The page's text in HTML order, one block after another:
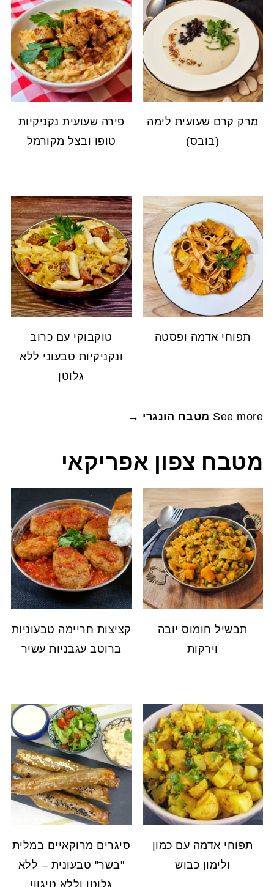
מרק קרם שעועית לימה
(בובס)
פירה שעועית נקניקיות
טופו ובצל מקורמל
תפוחי אדמה ופסטה
טוקבוקי עם כרוב
ונקניקיות טבעוני ללא
גלוטן
See more מטבח הונגרי →
מטבח צפון אפריקאי
תבשיל חומוס יובה
וירקות
קציצות חריימה טבעוניות
ברוטב עגבניות עשיר
תפוחי אדמה עם כמון
ולימון כבוש
סיגרים מרוקאיים במלית
"בשר" טבעונית – ללא
גלוטן וללא טיגון!